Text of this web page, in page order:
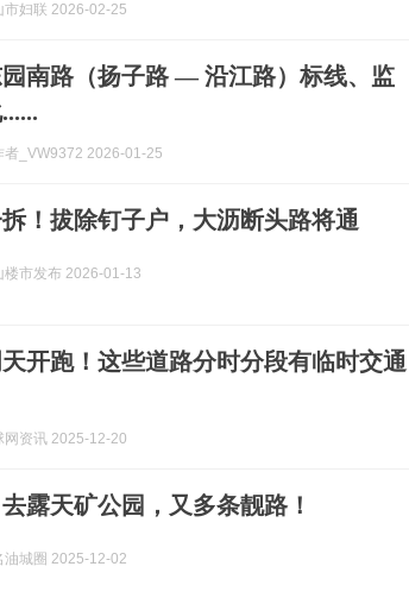
市妇联 2026-02-25
南路（扬子路 — 沿江路）标线、监
者_VW9372 2026-01-25
！拔除钉子户，大沥断头路将通
楼市发布 2026-01-13
开跑！这些道路分时分段有临时交通
网资讯 2025-12-20
露天矿公园，又多条靓路！
油城圈 2025-12-02